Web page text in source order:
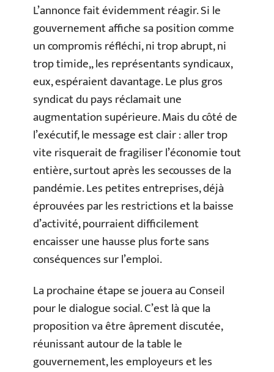
L’annonce fait évidemment réagir. Si le
gouvernement affiche sa position comme
un compromis réfléchi, ni trop abrupt, ni
trop timide,, les représentants syndicaux,
eux, espéraient davantage. Le plus gros
syndicat du pays réclamait une
augmentation supérieure. Mais du côté de
l’exécutif, le message est clair : aller trop
vite risquerait de fragiliser l’économie tout
entière, surtout après les secousses de la
pandémie. Les petites entreprises, déjà
éprouvées par les restrictions et la baisse
d’activité, pourraient difficilement
encaisser une hausse plus forte sans
conséquences sur l’emploi.
La prochaine étape se jouera au Conseil
pour le dialogue social. C’est là que la
proposition va être âprement discutée,
réunissant autour de la table le
gouvernement, les employeurs et les